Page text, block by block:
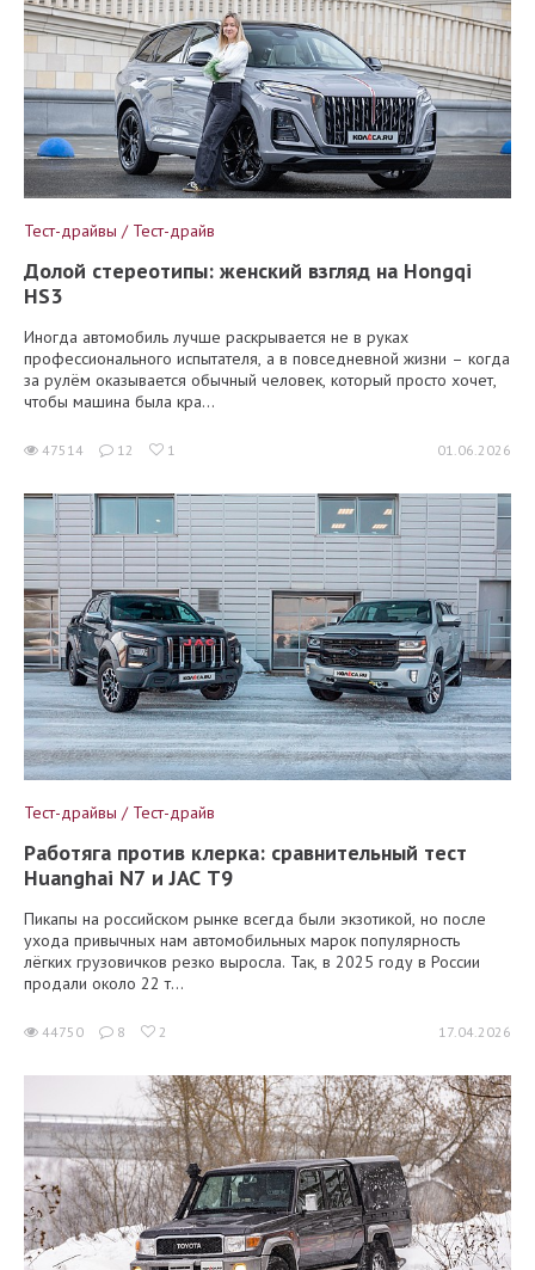
Тест-драйвы / Тест-драйв
Долой стереотипы: женский взгляд на Hongqi
HS3
Иногда автомобиль лучше раскрывается не в руках
профессионального испытателя, а в повседневной жизни – когда
за рулём оказывается обычный человек, который просто хочет,
чтобы машина была кра...
47514 12 1 01.06.2026
Тест-драйвы / Тест-драйв
Работяга против клерка: сравнительный тест
Huanghai N7 и JAC T9
Пикапы на российском рынке всегда были экзотикой, но после
ухода привычных нам автомобильных марок популярность
лёгких грузовичков резко выросла. Так, в 2025 году в России
продали около 22 т...
44750 8 2 17.04.2026